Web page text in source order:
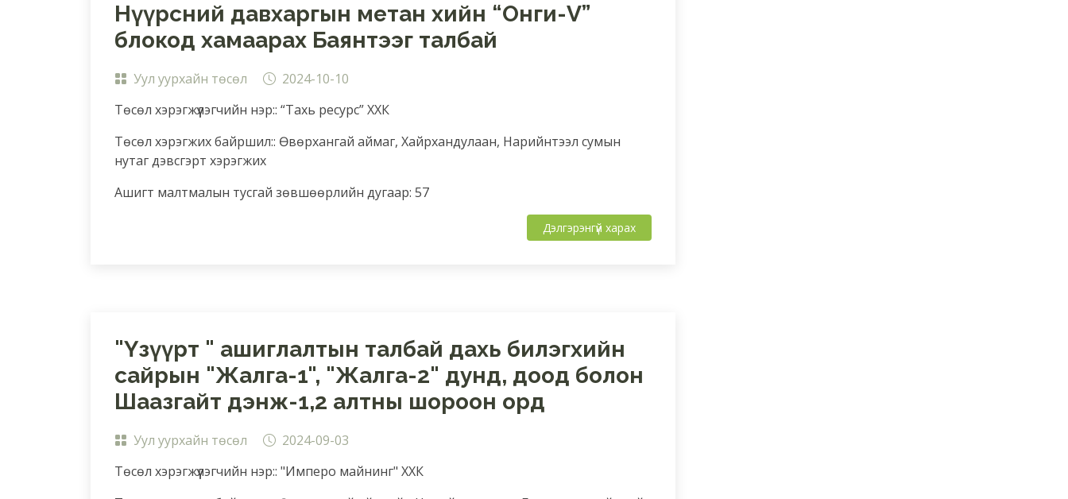
Нүүрсний давхаргын метан хийн “Онги-V”
блокод хамаарах Баянтээг талбай
Уул уурхайн төсөл
2024-10-10
Төсөл хэрэгжүүлэгчийн нэр:: “Тахь ресурс” ХХК
Төсөл хэрэгжих байршил:: Өвөрхангай аймаг, Хайрхандулаан, Нарийнтээл сумын
нутаг дэвсгэрт хэрэгжих
Ашигт малтмалын тусгай зөвшөөрлийн дугаар: 57
Дэлгэрэнгүй харах
"Үзүүрт " ашиглалтын талбай дахь билэгхийн
сайрын "Жалга-1", "Жалга-2" дунд, доод болон
Шаазгайт дэнж-1,2 алтны шороон орд
Уул уурхайн төсөл
2024-09-03
Төсөл хэрэгжүүлэгчийн нэр:: "Имперо майнинг" ХХК